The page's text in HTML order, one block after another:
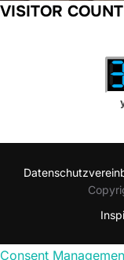
VISITOR
Consent